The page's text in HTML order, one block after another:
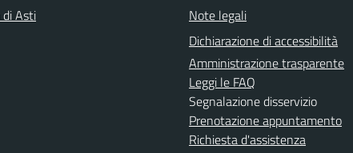
di Asti
Note legali
Dichiarazione di accessibilità
Amministrazione trasparente
Leggi le FAQ
Segnalazione disservizio
Prenotazione appuntamento
Richiesta d'assistenza